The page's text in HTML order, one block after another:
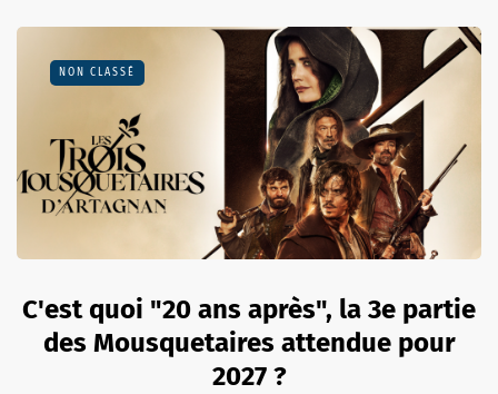
NON CLASSÉ
C'est quoi "20 ans après", la 3e partie
des Mousquetaires attendue pour
2027 ?